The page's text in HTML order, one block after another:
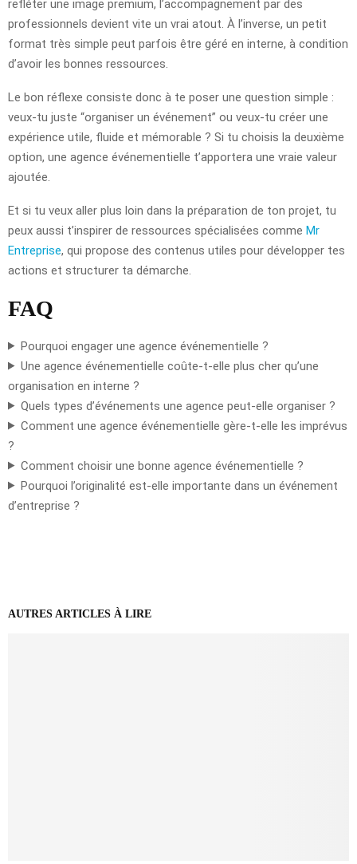
refléter une image premium, l’accompagnement par des
professionnels devient vite un vrai atout. À l’inverse, un petit
format très simple peut parfois être géré en interne, à condition
d’avoir les bonnes ressources.
Le bon réflexe consiste donc à te poser une question simple :
veux-tu juste “organiser un événement” ou veux-tu créer une
expérience utile, fluide et mémorable ? Si tu choisis la deuxième
option, une agence événementielle t’apportera une vraie valeur
ajoutée.
Et si tu veux aller plus loin dans la préparation de ton projet, tu
peux aussi t’inspirer de ressources spécialisées comme Mr
Entreprise, qui propose des contenus utiles pour développer tes
actions et structurer ta démarche.
FAQ
Pourquoi engager une agence événementielle ?
Une agence événementielle coûte-t-elle plus cher qu’une
organisation en interne ?
Quels types d’événements une agence peut-elle organiser ?
Comment une agence événementielle gère-t-elle les imprévus
?
Comment choisir une bonne agence événementielle ?
Pourquoi l’originalité est-elle importante dans un événement
d’entreprise ?
AUTRES ARTICLES À LIRE